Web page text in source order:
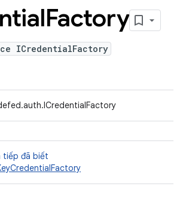
Factory
ICredentialFactory
tiếp đã biết